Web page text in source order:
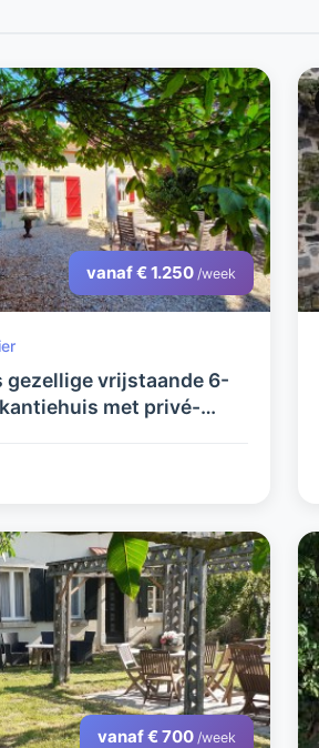
vanaf € 1.250 /week
gezellige vrijstaande 6-
met privé-
en een hond.
vanaf € 700 /week